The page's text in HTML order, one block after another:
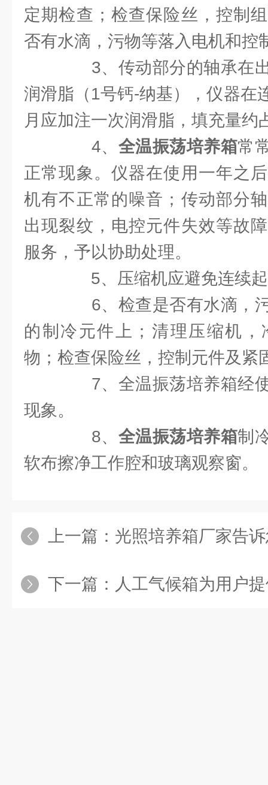
定期检查；检查保险丝，控制
否有水滴，污物等落入电机和控
3、传动部分的轴承在出
润滑脂（1号钙-纳基），仪器在
月应加注一次润滑脂，填充量约
4、 全温振荡培养箱常
正常现象。仪器在使用一年之
机有不正常的噪音；传动部分
出现裂纹，电控元件失效等故
服务，予以协助处理。
5、压缩机应避免连续
6、检查是否有水滴，污
的制冷元件上；清理压缩机
物；检查保险丝，控制元件及紧
7、全温振荡培养箱经使
现象。
8、 全温振荡培养箱制
软布擦净工作腔和玻璃观察窗。
上一篇： 光照培养箱厂家告诉您
下一篇： 人工气候箱为用户提供一